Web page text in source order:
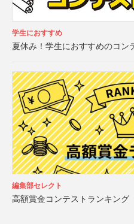
学生におすすめ
夏休み！学生におすすめのコン
編集部セレクト
高額賞金コンテストランキング